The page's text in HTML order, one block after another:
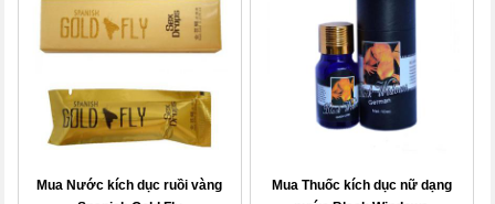
Mua Nước kích dục ruồi vàng
Mua Thuốc kích dục nữ dạng